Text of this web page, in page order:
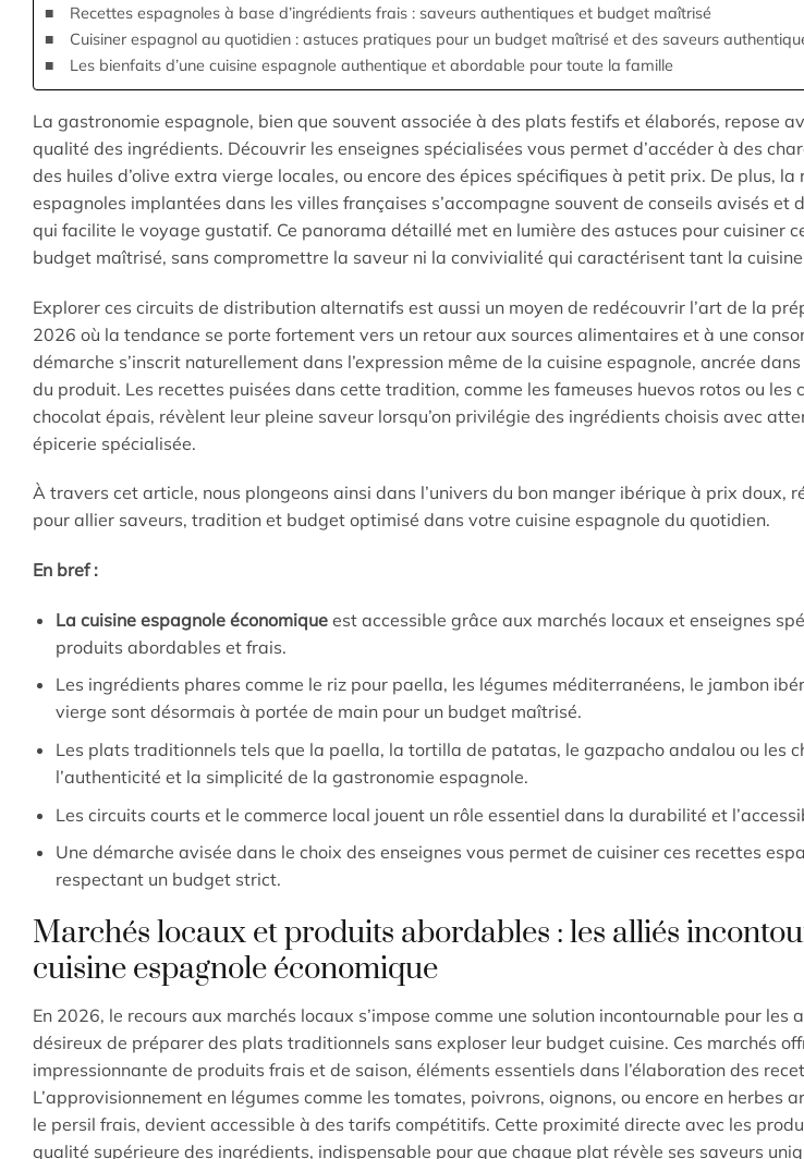
Recettes espagnoles à base d’ingrédients frais : saveurs authentiques et budget maîtrisé
Cuisiner espagnol au quotidien : astuces pratiques pour un budget maîtrisé et des saveurs
Les bienfaits d’une cuisine espagnole authentique et abordable pour toute la famille
La gastronomie espagnole, bien que souvent associée à des plats festifs et élaborés, repose
qualité des ingrédients. Découvrir les enseignes spécialisées vous permet d’accéder à des
des huiles d’olive extra vierge locales, ou encore des épices spécifiques à petit prix. De plus,
espagnoles implantées dans les villes françaises s’accompagne souvent de conseils avisés et
qui facilite le voyage gustatif. Ce panorama détaillé met en lumière des astuces pour cuisiner
budget maîtrisé, sans compromettre la saveur ni la convivialité qui caractérisent tant la
Explorer ces circuits de distribution alternatifs est aussi un moyen de redécouvrir l’art de la
2026 où la tendance se porte fortement vers un retour aux sources alimentaires et à une
démarche s’inscrit naturellement dans l’expression même de la cuisine espagnole, ancrée
du produit. Les recettes puisées dans cette tradition, comme les fameuses huevos rotos ou les
chocolat épais, révèlent leur pleine saveur lorsqu’on privilégie des ingrédients choisis avec
épicerie spécialisée.
À travers cet article, nous plongeons ainsi dans l’univers du bon manger ibérique à prix doux,
pour allier saveurs, tradition et budget optimisé dans votre cuisine espagnole du quotidien.
En bref :
La cuisine espagnole économiqueest accessible grâce aux marchés locaux et enseignes
produits abordables et frais.
Les ingrédients phares comme le riz pour paella, les légumes méditerranéens, le jambon
vierge sont désormais à portée de main pour un budget maîtrisé.
Les plats traditionnels tels que la paella, la tortilla de patatas, le gazpacho andalou ou les
l’authenticité et la simplicité de la gastronomie espagnole.
Les circuits courts et le commerce local jouent un rôle essentiel dans la durabilité et
Une démarche avisée dans le choix des enseignes vous permet de cuisiner ces recettes
respectant un budget strict.
Marchés locaux et produits abordables : les alliés
cuisine espagnole économique
En 2026, le recours aux marchés locaux s’impose comme une solution incontournable pour les
désireux de préparer des plats traditionnels sans exploser leur budget cuisine. Ces marchés
impressionnante de produits frais et de saison, éléments essentiels dans l’élaboration des
L’approvisionnement en légumes comme les tomates, poivrons, oignons, ou encore en herbes
le persil frais, devient accessible à des tarifs compétitifs. Cette proximité directe avec les
qualité supérieure des ingrédients, indispensable pour que chaque plat révèle ses saveurs